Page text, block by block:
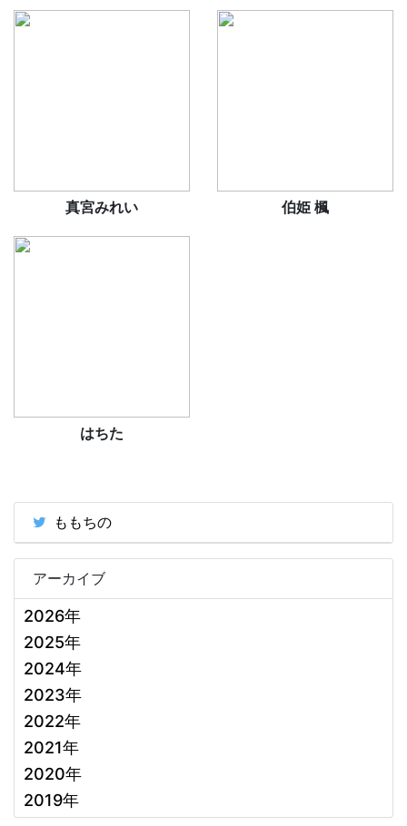
真宮みれい 伯姫 楓
はちた
ももちの
アーカイブ
2026年
2025年
2024年
2023年
2022年
2021年
2020年
2019年